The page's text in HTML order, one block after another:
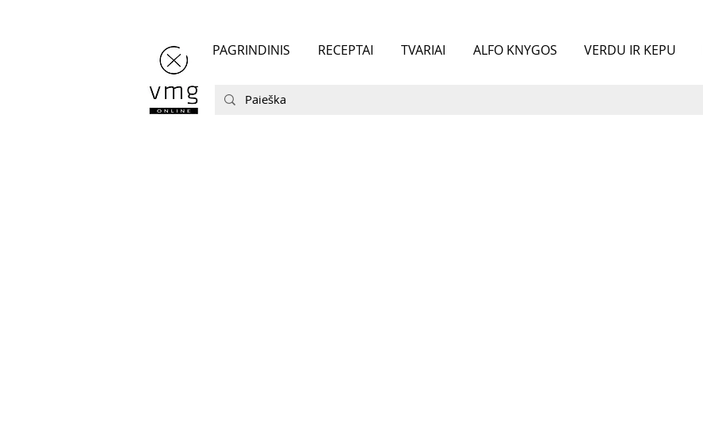
PAGRINDINIS RECEPTAI TVARIAI ALFO KNYGOS VERDU IR KEPU